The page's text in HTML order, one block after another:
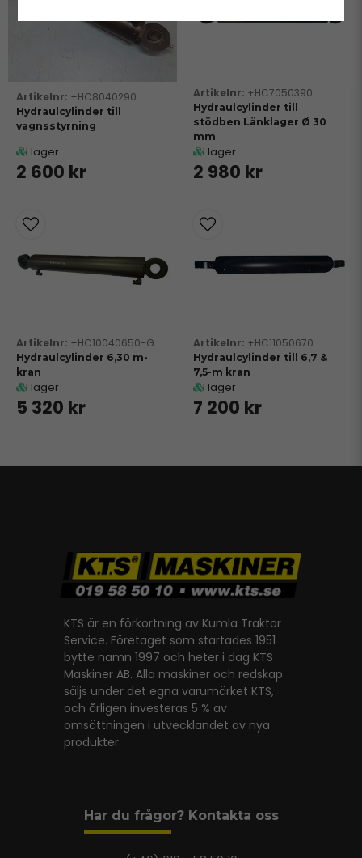
+HC8040290
Hydraulcylinder till
vagnsstyrning
I lager
2 600 kr
+HC7050390
Hydraulcylinder till
stödben Länklager Ø 30
mm
I lager
2 980 kr
+HC10040650-G
Hydraulcylinder 6,30 m-
kran
I lager
5 320 kr
+HC11050670
Hydraulcylinder till 6,7 &
7,5-m kran
I lager
7 200 kr
KTS är en förkortning av Kumla Traktor
Service. Företaget som startades 1951
bytte namn 1997 och heter i dag KTS
Maskiner AB. Alla maskiner och redskap
säljs under det egna varumärket KTS,
och årligen investeras 5 % av
omsättningen i utvecklandet av nya
produkter.
Har du frågor? Kontakta oss